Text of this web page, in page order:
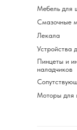
Смазочные
Мебель для
Лекала
Устройства
Пинцеты и
наладчиков
Моторы для